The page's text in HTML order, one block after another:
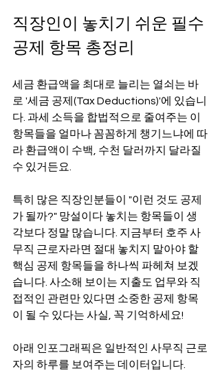
직장인이 놓치기 쉬운 필수
공제 항목 총정리
세금 환급액을 최대로 늘리는 열쇠는 바
로 '세금 공제(Tax Deductions)'에 있습니
다. 과세 소득을 합법적으로 줄여주는 이
항목들을 얼마나 꼼꼼하게 챙기느냐에 따
라 환급액이 수백, 수천 달러까지 달라질
수 있거든요.
특히 많은 직장인분들이 "이런 것도 공제
가 될까?" 망설이다 놓치는 항목들이 생
각보다 정말 많습니다. 지금부터 호주 사
무직 근로자라면 절대 놓치지 말아야 할
핵심 공제 항목들을 하나씩 파헤쳐 보겠
습니다. 사소해 보이는 지출도 업무와 직
접적인 관련만 있다면 소중한 공제 항목
이 될 수 있다는 사실, 꼭 기억하세요!
아래 인포그래픽은 일반적인 사무직 근로
자의 하루를 보여주는 데이터입니다.